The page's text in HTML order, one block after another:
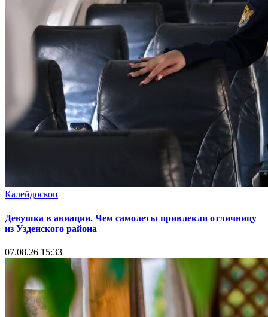
Калейдоскоп
Девушка в авиации. Чем самолеты привлекли отличницу
из Узденского района
07.08.26 15:33